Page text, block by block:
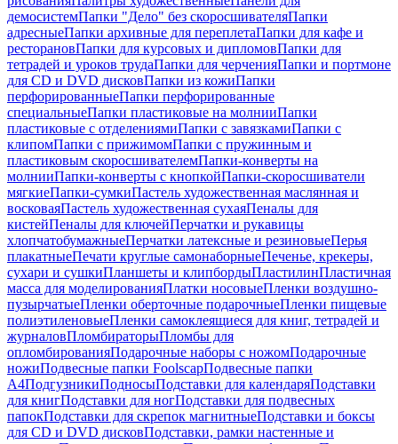
демосистемПапки "Дело" без скоросшивателяПапки
адресныеПапки архивные для переплетаПапки для кафе и
ресторановПапки для курсовых и дипломовПапки для
тетрадей и уроков трудаПапки для черченияПапки и портмоне
для CD и DVD дисковПапки из кожиПапки
перфорированныеПапки перфорированные
специальныеПапки пластиковые на молнииПапки
пластиковые с отделениямиПапки с завязкамиПапки с
клипомПапки с прижимомПапки с пружинным и
пластиковым скоросшивателемПапки-конверты на
молнииПапки-конверты с кнопкойПапки-скоросшиватели
мягкиеПапки-сумкиПастель художественная маслянная и
восковаяПастель художественная сухаяПеналы для
кистейПеналы для ключейПерчатки и рукавицы
хлопчатобумажныеПерчатки латексные и резиновыеПерья
плакатныеПечати круглые самонаборныеПеченье, крекеры,
сухари и сушкиПланшеты и клипбордыПластилинПластичная
масса для моделированияПлатки носовыеПленки воздушно-
пузырчатыеПленки оберточные подарочныеПленки пищевые
полиэтиленовыеПленки самоклеящиеся для книг, тетрадей и
журналовПломбираторыПломбы для
опломбированияПодарочные наборы с ножомПодарочные
ножиПодвесные папки FoolscapПодвесные папки
А4ПодгузникиПодносыПодставки для календаряПодставки
для книгПодставки для ногПодставки для подвесных
папокПодставки для скрепок магнитныеПодставки и боксы
для CD и DVD дисковПодставки, рамки настенные и